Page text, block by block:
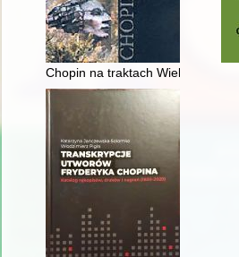
Chopin na traktach Wielkopolski